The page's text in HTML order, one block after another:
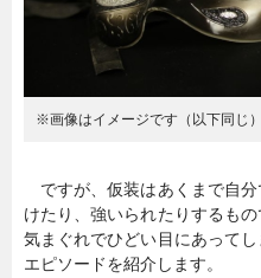
※画像はイメージです（以下同じ）
ですが、仮装はあくまで自
けたり、強いられたりするも
気まぐれでひどい目にあって
エピソードを紹介します。